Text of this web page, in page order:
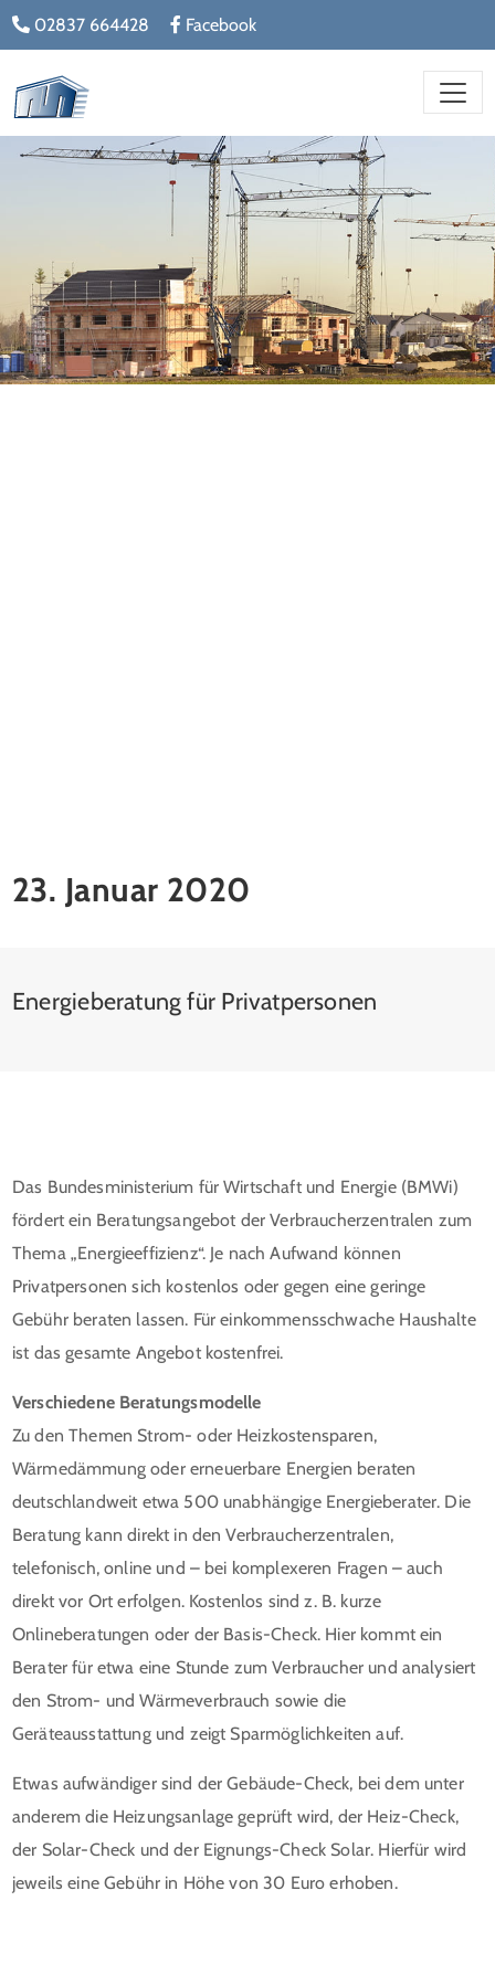
02837 664428 Facebook
23. Januar 2020
Energieberatung für Privatpersonen
Das Bundesministerium für Wirtschaft und Energie (BMWi)
fördert ein Beratungsangebot der Verbraucherzentralen zum
Thema „Energieeffizienz“. Je nach Aufwand können
Privatpersonen sich kostenlos oder gegen eine geringe
Gebühr beraten lassen. Für einkommensschwache Haushalte
ist das gesamte Angebot kostenfrei.
Verschiedene Beratungsmodelle
Zu den Themen Strom- oder Heizkostensparen,
Wärmedämmung oder erneuerbare Energien beraten
deutschlandweit etwa 500 unabhängige Energieberater. Die
Beratung kann direkt in den Verbraucherzentralen,
telefonisch, online und – bei komplexeren Fragen – auch
direkt vor Ort erfolgen. Kostenlos sind z. B. kurze
Onlineberatungen oder der Basis-Check. Hier kommt ein
Berater für etwa eine Stunde zum Verbraucher und analysiert
den Strom- und Wärmeverbrauch sowie die
Geräteausstattung und zeigt Sparmöglichkeiten auf.
Etwas aufwändiger sind der Gebäude-Check, bei dem unter
anderem die Heizungsanlage geprüft wird, der Heiz-Check,
der Solar-Check und der Eignungs-Check Solar. Hierfür wird
jeweils eine Gebühr in Höhe von 30 Euro erhoben.